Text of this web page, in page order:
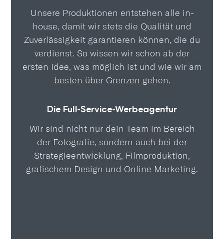
Unsere Produktionen entstehen alle in-
house, damit wir stets die Qualität und
Zuverlässigkeit garantieren können, die du
verdienst. So wissen wir schon ab der
ersten Idee, was möglich ist und wie wir am
besten über Grenzen gehen.
Die Full-Service-Werbeagentur
Wir sind nicht nur dein Team im Bereich
der Fotografie, sondern auch bei der
Strategieentwicklung, Filmproduktion,
grafischem Design und Online Marketing.